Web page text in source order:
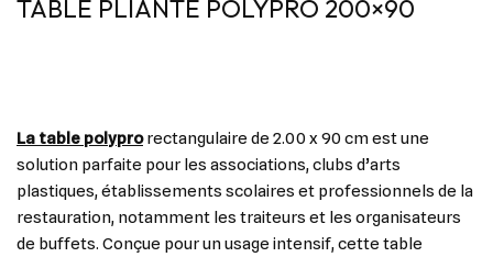
TABLE PLIANTE POLYPRO 200×90
La table polyprorectangulaire de 2.00 x 90 cm est une
solution parfaite pour les associations, clubs d’arts
plastiques, établissements scolaires et professionnels de la
restauration, notamment les traiteurs et les organisateurs
de buffets. Conçue pour un usage intensif, cette table